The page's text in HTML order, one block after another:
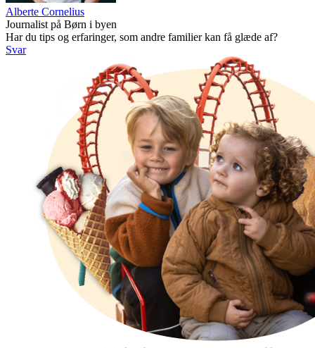
Alberte Cornelius
Journalist på Børn i byen
Har du tips og erfaringer, som andre familier kan få glæde af?
Svar